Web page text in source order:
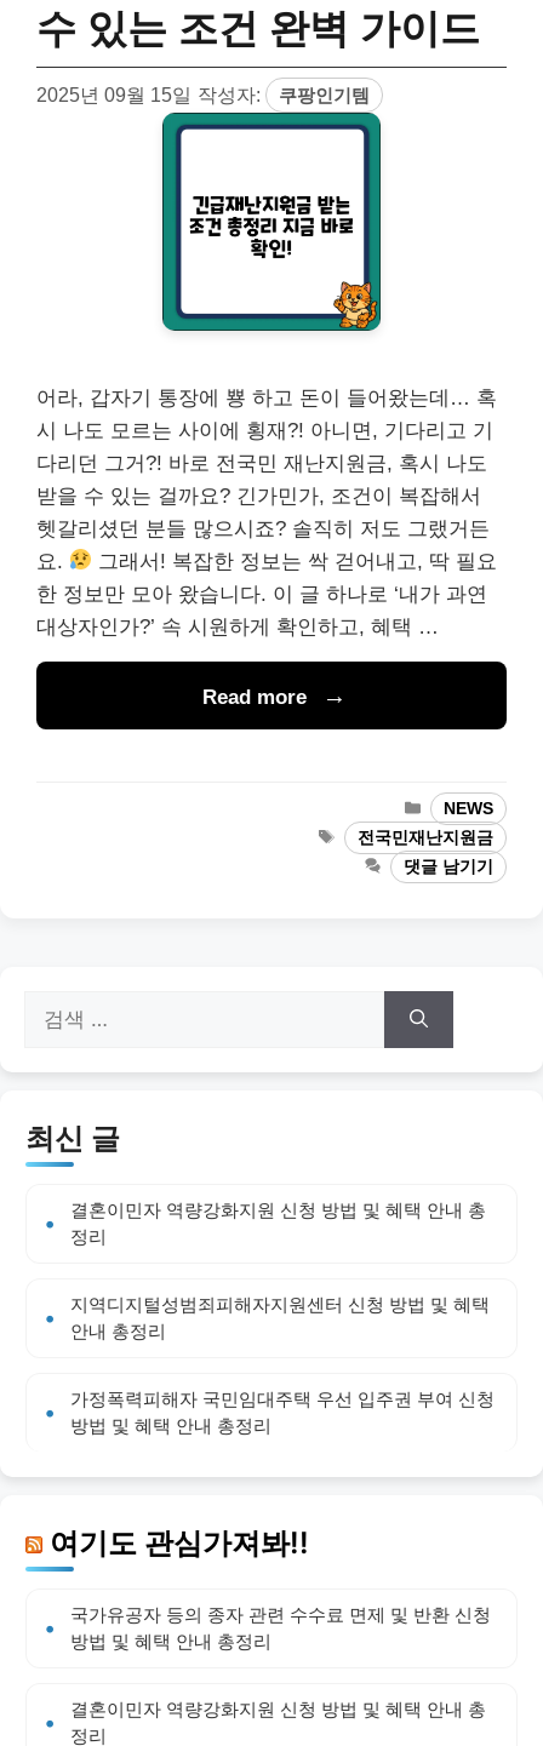
수 있는 조건 완벽 가이드
2025년 09월 15일 작성자: 쿠팡인기템
어라, 갑자기 통장에 뿅 하고 돈이 들어왔는데… 혹
시 나도 모르는 사이에 횡재?! 아니면, 기다리고 기
다리던 그거?! 바로 전국민 재난지원금, 혹시 나도
받을 수 있는 걸까요? 긴가민가, 조건이 복잡해서
헷갈리셨던 분들 많으시죠? 솔직히 저도 그랬거든
요.
그래서! 복잡한 정보는 싹 걷어내고, 딱 필요
한 정보만 모아 왔습니다. 이 글 하나로 ‘내가 과연
대상자인가?’ 속 시원하게 확인하고, 혜택 …
Read more
카
테
고
리
NEWS
태
그
전국민재난지원금
댓글 남기기
색:
최신 글
결혼이민자 역량강화지원 신청 방법 및 혜택 안내 총
정리
지역디지털성범죄피해자지원센터 신청 방법 및 혜택
안내 총정리
가정폭력피해자 국민임대주택 우선 입주권 부여 신청
방법 및 혜택 안내 총정리
여기도 관심가져봐!!
국가유공자 등의 종자 관련 수수료 면제 및 반환 신청
방법 및 혜택 안내 총정리
결혼이민자 역량강화지원 신청 방법 및 혜택 안내 총
정리